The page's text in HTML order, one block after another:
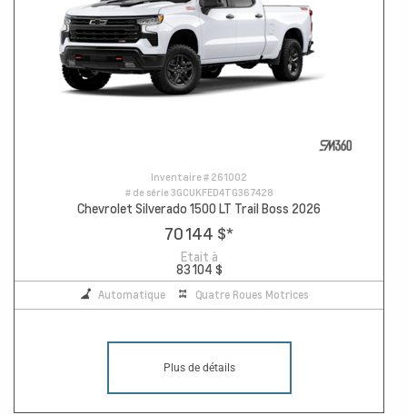
Inventaire # 261002
# de série3GCUKFED4TG367428
Chevrolet Silverado 1500 LT Trail Boss 2026
70 144 $*
Etait à
83 104 $
Automatique Quatre Roues Motrices
Plus de détails